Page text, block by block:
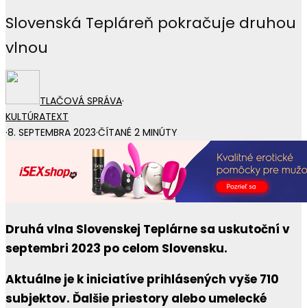
Slovenská Tepláreň pokračuje druhou
vlnou
TLAČOVÁ SPRÁVA·
KULTÚRATEXT
·8. SEPTEMBRA 2023·ČÍTANÉ 2 MINÚTY
Druhá vlna Slovenskej Teplárne sa uskutoční v
septembri 2023 po celom Slovensku.
Aktuálne je k iniciatíve prihlásených vyše 710
subjektov. Ďalšie priestory alebo umelecké